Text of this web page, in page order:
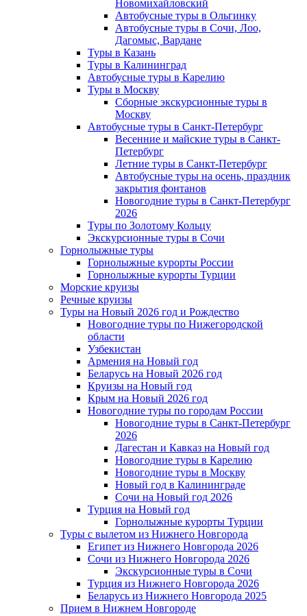
Новомихайловский
Автобусные туры в Ольгинку
Автобусные туры в Сочи, Лоо,
Дагомыс, Вардане
Туры в Казань
Туры в Калининград
Автобусные туры в Карелию
Туры в Москву
Сборные экскурсионные туры в
Москву
Автобусные туры в Санкт-Петербург
Весенние и майские туры в Санкт-
Петербург
Летние туры в Санкт-Петербург
Автобусные туры на осень, праздник
закрытия фонтанов
Новогодние туры в Санкт-Петербург
2026
Туры по Золотому Кольцу
Экскурсионные туры в Сочи
Горнолыжные туры
Горнолыжные курорты России
Горнолыжные курорты Турции
Морские круизы
Речные круизы
Туры на Новый 2026 год и Рождество
Новогодние туры по Нижегородской
области
Узбекистан
Армения на Новый год
Беларусь на Новый 2026 год
Круизы на Новый год
Крым на Новый 2026 год
Новогодние туры по городам России
Новогодние туры в Санкт-Петербург
2026
Дагестан и Кавказ на Новый год
Новогодние туры в Карелию
Новогодние туры в Москву
Новый год в Калининграде
Сочи на Новый год 2026
Турция на Новый год
Горнолыжные курорты Турции
Туры с вылетом из Нижнего Новгорода
Египет из Нижнего Новгорода 2026
Сочи из Нижнего Новгорода 2026
Экскурсионные туры в Сочи
Турция из Нижнего Новгорода 2026
Беларусь из Нижнего Новгорода 2025
Прием в Нижнем Новгороде